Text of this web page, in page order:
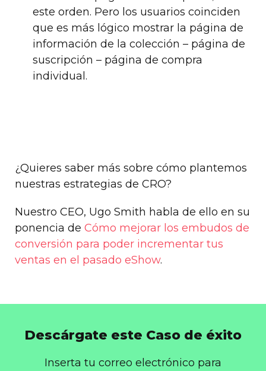
este orden. Pero los usuarios coinciden
que es más lógico mostrar la página de
información de la colección – página de
suscripción – página de compra
individual.
¿Quieres saber más sobre cómo plantemos
nuestras estrategias de CRO?
Nuestro CEO, Ugo Smith habla de ello en su
ponencia de Cómo mejorar los embudos de
conversión para poder incrementar tus
ventas en el pasado eShow.
Descárgate este Caso de éxito
Inserta tu correo electrónico para